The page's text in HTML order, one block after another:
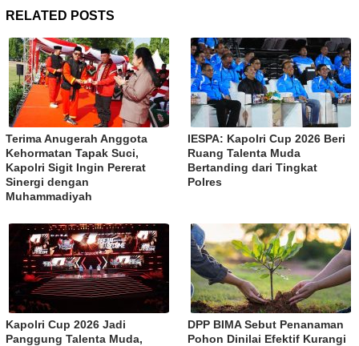
RELATED POSTS
Terima Anugerah Anggota
Kehormatan Tapak Suci,
Kapolri Sigit Ingin Pererat
Sinergi dengan
Muhammadiyah
IESPA: Kapolri Cup 2026 Beri
Ruang Talenta Muda
Bertanding dari Tingkat
Polres
Kapolri Cup 2026 Jadi
Panggung Talenta Muda,
DPP BIMA Sebut Penanaman
Pohon Dinilai Efektif Kurangi